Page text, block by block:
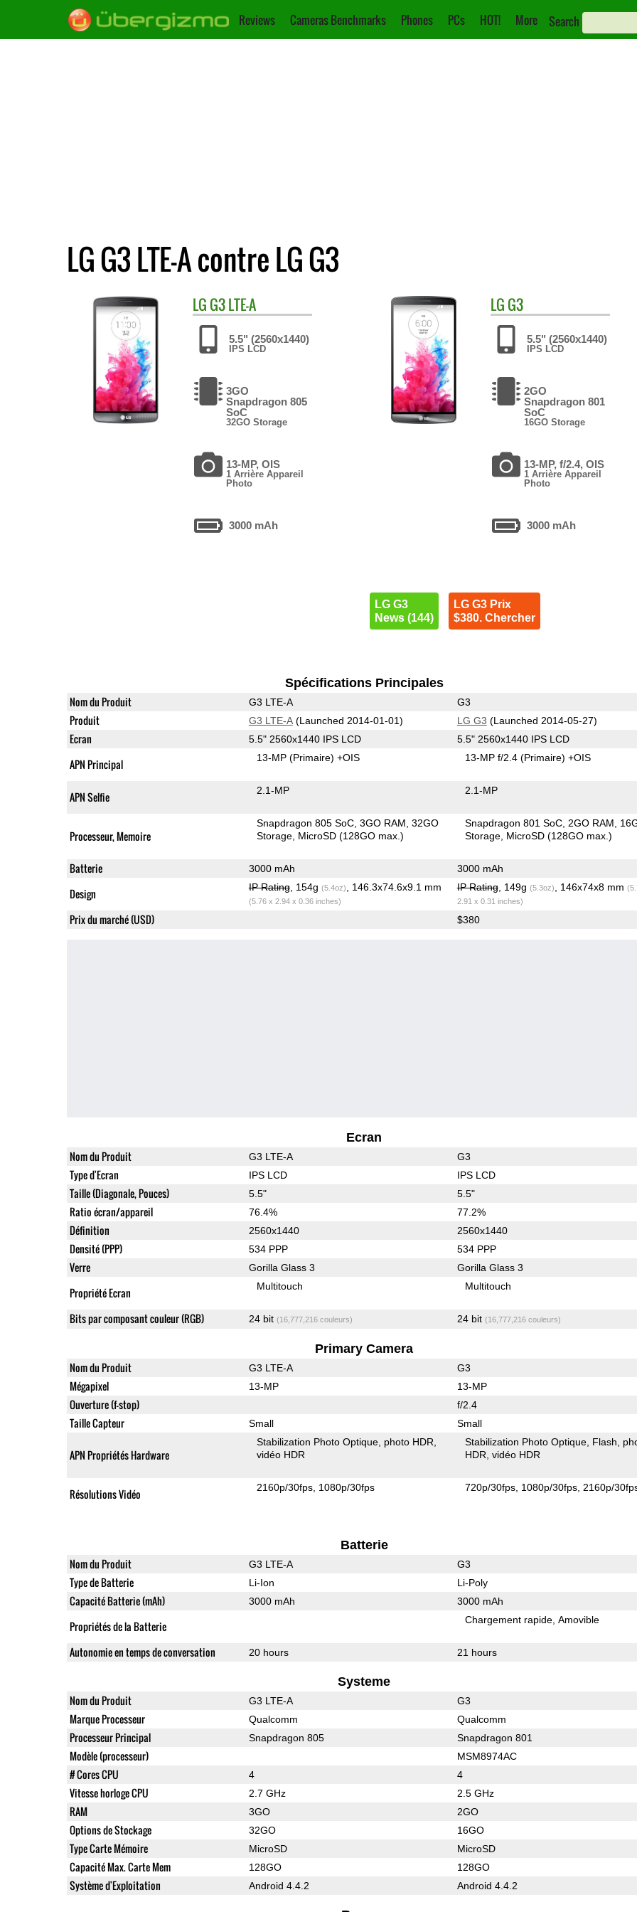
Reviews Cameras Benchmarks Phones PCs HOT! More Search
LG G3 LTE-A contre LG G3
LG G3 LTE-A
5.5" (2560x1440)
IPS LCD
3GO
Snapdragon 805
SoC
32GO Storage
13-MP, OIS
1 Arrière Appareil
Photo
3000 mAh
LG G3
5.5" (2560x1440)
IPS LCD
2GO
Snapdragon 801
SoC
16GO Storage
13-MP, f/2.4, OIS
1 Arrière Appareil
Photo
3000 mAh
LG G3
News (144)
LG G3 Prix
$380. Chercher
Spécifications Principales
Nom du Produit G3 LTE-A G3
Produit G3 LTE-A(Launched 2014-01-01) LG G3 (Launched 2014-05-27)
Ecran 5.5" 2560x1440 IPS LCD 5.5" 2560x1440 IPS LCD
APN Principal 13-MP(Primaire) +OIS 13-MP f/2.4(Primaire) +OIS
APN Selfie 2.1-MP 2.1-MP
Processeur, Memoire
Snapdragon 805 SoC 3GO RAM 32GO
Storage MicroSD (128GO max.)
Snapdragon 801 SoC 2GO RAM
Storage MicroSD (128GO max.)
Batterie 3000 mAh 3000 mAh
Design IP Rating, 154g (5.4oz) , 146.3x74.6x9.1 mm
(5.76 x 2.94 x 0.36 inches)
IP Rating, 149g (5.3oz) , 146x74x8 mm
2.91 x 0.31 inches)
Prix du marché (USD) $380
Ecran
Nom du Produit G3 LTE-A G3
Type d'Ecran IPS LCD IPS LCD
Taille (Diagonale, Pouces) 5.5" 5.5"
Ratio écran/appareil 76.4% 77.2%
Définition 2560x1440 2560x1440
Densité (PPP) 534 PPP 534 PPP
Verre Gorilla Glass 3 Gorilla Glass 3
Propriété Ecran Multitouch Multitouch
Bits par composant couleur (RGB) 24 bit (16,777,216 couleurs) 24 bit (16,777,216 couleurs)
Primary Camera
Nom du Produit G3 LTE-A G3
Mégapixel 13-MP 13-MP
Ouverture (f-stop) f/2.4
Taille Capteur Small Small
APN Propriétés Hardware
Stabilization Photo Optique photo HDR
vidéo HDR
Stabilization Photo Optique Flash
HDR vidéo HDR
Résolutions Vidéo 2160p/30fps 1080p/30fps 720p/30fps 1080p/30fps 2160p/
Batterie
Nom du Produit G3 LTE-A G3
Type de Batterie Li-Ion Li-Poly
Capacité Batterie (mAh) 3000 mAh 3000 mAh
Propriétés de la Batterie Chargement rapide Amovible
Autonomie en temps de conversation 20 hours 21 hours
Systeme
Nom du Produit G3 LTE-A G3
Marque Processeur Qualcomm Qualcomm
Processeur Principal Snapdragon 805 Snapdragon 801
Modèle (processeur) MSM8974AC
# Cores CPU 4 4
Vitesse horloge CPU 2.7 GHz 2.5 GHz
RAM 3GO 2GO
Options de Stockage 32GO 16GO
Type Carte Mémoire MicroSD MicroSD
Capacité Max. Carte Mem 128GO 128GO
Système d'Exploitation Android 4.4.2 Android 4.4.2